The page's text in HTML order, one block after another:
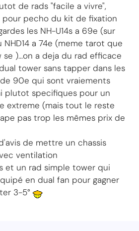
de rads "facile a vivre",
pecho du kit de fixation
les NH-U14s a 69e (sur
a 74e (meme tarot que
)...on a deja du rad efficace
tower sans tapper dans les
90e qui sont vraiements
plutot specifiques pour un
extreme (mais tout le reste
pas trop les mêmes prix de
de mettre un chassis
ventilation
et un rad simple tower qui
en dual fan pour gagner
3-5°